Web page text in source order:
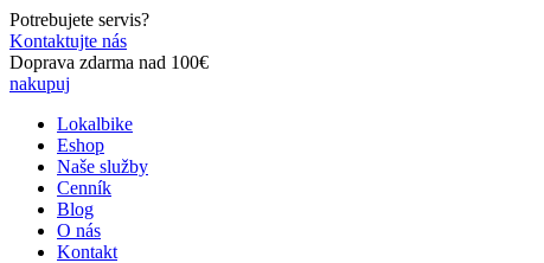
Preskočiť
na
obsah
Potrebujete servis?
Kontaktujte nás
Doprava zdarma nad 100€
nakupuj
Lokalbike
Eshop
Naše služby
Cenník
Blog
O nás
Kontakt